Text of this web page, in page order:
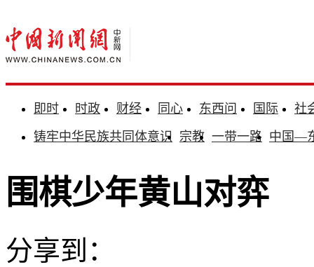
即时 时政 财经 同心 东西问 国际
社
铸牢中华民族共同体意识 宗教 一带一路 中国—
围棋少年黄山对弈
分享到：